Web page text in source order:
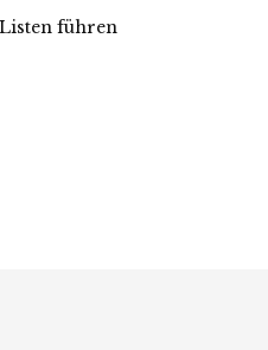
führen